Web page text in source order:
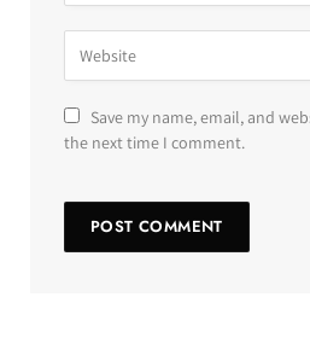
Save my name, email, and
the next time I comment.